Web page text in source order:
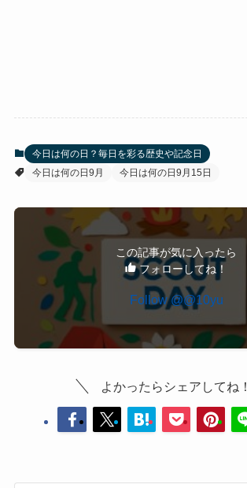
今日は何の日？毎日を彩る歴史や記念日
今日は何の日9月
今日は何の日9月15日
この記事が気に入ったら
フォローしてね！
Follow @@10yu
よかったらシェアしてね！